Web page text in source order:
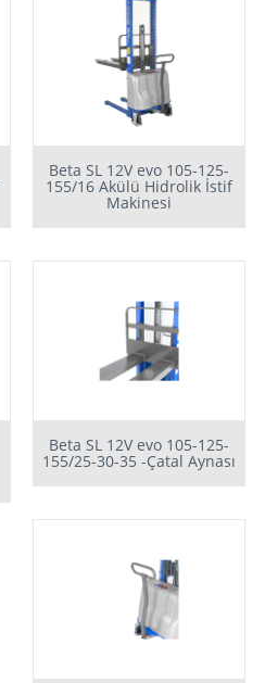
Beta SL 12V evo 105-125-
155/16 Akülü Hidrolik İstif
Makinesi
Beta SL 12V evo 105-125-
155/25-30-35 -Çatal Aynası